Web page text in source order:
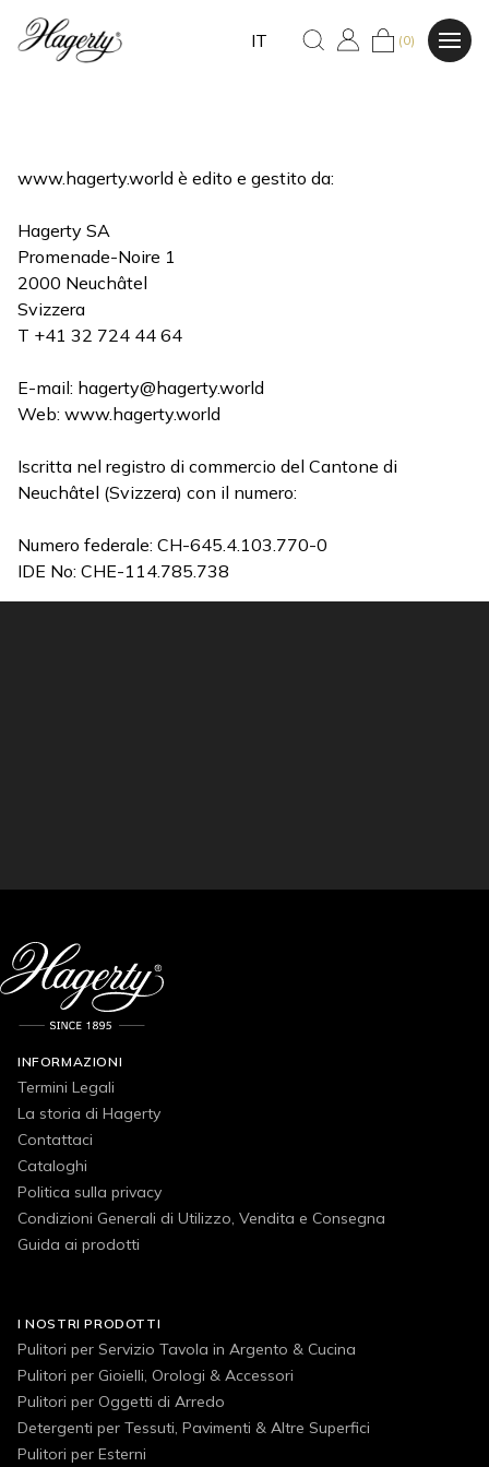
IT (0)
www.hagerty.world è edito e gestito da:
Hagerty SA
Promenade-Noire 1
2000 Neuchâtel
Svizzera
T +41 32 724 44 64
E-mail: hagerty@hagerty.world
Web: www.hagerty.world
Iscritta nel registro di commercio del Cantone di
Neuchâtel (Svizzera) con il numero:
Numero federale: CH-645.4.103.770-0
IDE No: CHE-114.785.738
INFORMAZIONI
Termini Legali
La storia di Hagerty
Contattaci
Cataloghi
Politica sulla privacy
Condizioni Generali di Utilizzo, Vendita e Consegna
Guida ai prodotti
I NOSTRI PRODOTTI
Pulitori per Servizio Tavola in Argento & Cucina
Pulitori per Gioielli, Orologi & Accessori
Pulitori per Oggetti di Arredo
Detergenti per Tessuti, Pavimenti & Altre Superfici
Pulitori per Esterni